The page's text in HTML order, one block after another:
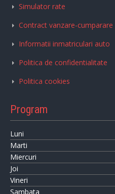
Simulator rate
Contract vanzare-cumparare
Informatii inmatriculari auto
Politica de confidentialitate
Politica cookies
Program
Luni
Marti
Miercuri
Joi
Vineri
Sambata